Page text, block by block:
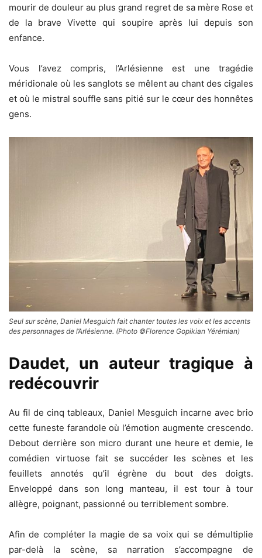
mourir de douleur au plus grand regret de sa mère Rose et
de la brave Vivette qui soupire après lui depuis son
enfance.
Vous l’avez compris, l’Arlésienne est une tragédie
méridionale où les sanglots se mêlent au chant des cigales
et où le mistral souffle sans pitié sur le cœur des honnêtes
gens.
Seul sur scène, Daniel Mesguich fait chanter toutes les voix et les accents
des personnages de l’Arlésienne. (Photo ©Florence Gopikian Yérémian)
Daudet, un auteur tragique à
redécouvrir
Au fil de cinq tableaux, Daniel Mesguich incarne avec brio
cette funeste farandole où l’émotion augmente crescendo.
Debout derrière son micro durant une heure et demie, le
comédien virtuose fait se succéder les scènes et les
feuillets annotés qu’il égrène du bout des doigts.
Enveloppé dans son long manteau, il est tour à tour
allègre, poignant, passionné ou terriblement sombre.
Afin de compléter la magie de sa voix qui se démultiplie
par-delà la scène, sa narration s’accompagne de